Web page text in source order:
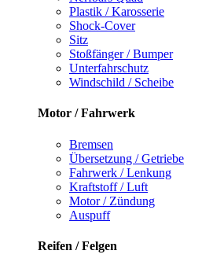
Plastik / Karosserie
Shock-Cover
Sitz
Stoßfänger / Bumper
Unterfahrschutz
Windschild / Scheibe
Motor / Fahrwerk
Bremsen
Übersetzung / Getriebe
Fahrwerk / Lenkung
Kraftstoff / Luft
Motor / Zündung
Auspuff
Reifen / Felgen